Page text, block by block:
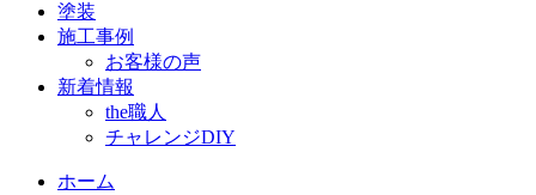
塗装
施工事例
お客様の声
新着情報
the職人
チャレンジDIY
ホーム